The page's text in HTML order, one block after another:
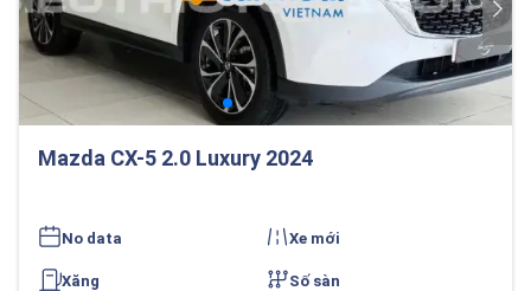
Mazda CX-5 2.0 Luxury 2024
No data Xe mới
Xăng Số sàn